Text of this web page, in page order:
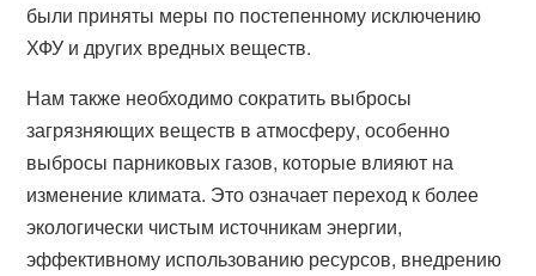
были приняты меры по постепенному исключению
ХФУ и других вредных веществ.
Нам также необходимо сократить выбросы
загрязняющих веществ в атмосферу, особенно
выбросы парниковых газов, которые влияют на
изменение климата. Это означает переход к более
экологически чистым источникам энергии,
эффективному использованию ресурсов, внедрению